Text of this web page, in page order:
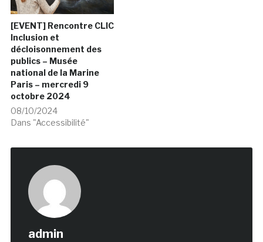
[EVENT] Rencontre CLIC
Inclusion et
décloisonnement des
publics – Musée
national de la Marine
Paris – mercredi 9
octobre 2024
08/10/2024
Dans "Accessibilité"
admin